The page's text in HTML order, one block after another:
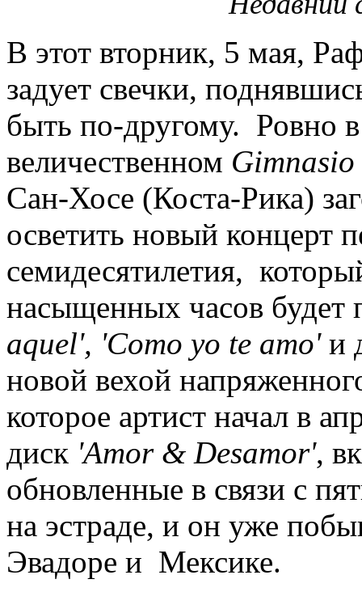
В этот вторник, 5 мая,
задует свечки,
быть по-другому. Ровно в
величественном
Сан-Хосе (Коста-Рика)
осветить новый концерт
семидесятилетия,
насыщенных часов будет
aquel', 'Como yo te amo'и
новой вехой
которое артист начал в
диск 'Amor & Desamor',
обновленные в связи с
на эстраде, и он уже
Эвадоре и Мексике.